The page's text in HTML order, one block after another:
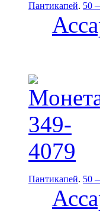
Пантикапей. 50
Пантикапей. 50